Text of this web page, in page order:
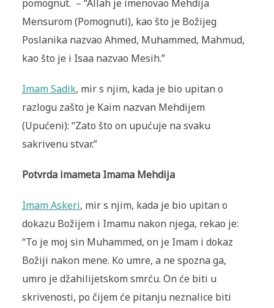
pomognut. – “Allah je imenovao Mehdija
Mensurom (Pomognuti), kao što je Božijeg
Poslanika nazvao Ahmed, Muhammed, Mahmud,
kao što je i Isaa nazvao Mesih.”
Imam Sadik, mir s njim, kada je bio upitan o
razlogu zašto je Kaim nazvan Mehdijem
(Upućeni): “Zato što on upućuje na svaku
sakrivenu stvar.”
Potvrda imameta Imama Mehdija
Imam Askeri, mir s njim, kada je bio upitan o
dokazu Božijem i Imamu nakon njega, rekao je:
“To je moj sin Muhammed, on je Imam i dokaz
Božiji nakon mene. Ko umre, a ne spozna ga,
umro je džahilijetskom smrću. On će biti u
skrivenosti, po čijem će pitanju neznalice biti